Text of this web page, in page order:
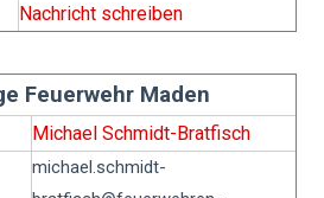
Nachricht schreiben
Feuerwehr Maden
Michael Schmidt-Bratfisch
michael.schmidt-